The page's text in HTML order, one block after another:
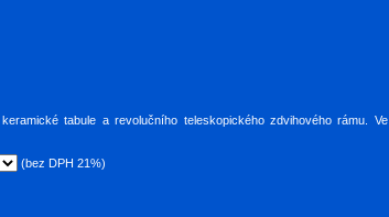
tabule a revolučního teleskopického zdvihového rámu. Ve
(bez DPH 21%)